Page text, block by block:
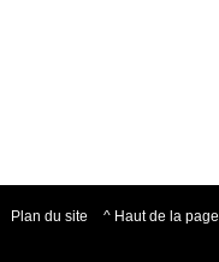
Plan du site ^ Haut de la page